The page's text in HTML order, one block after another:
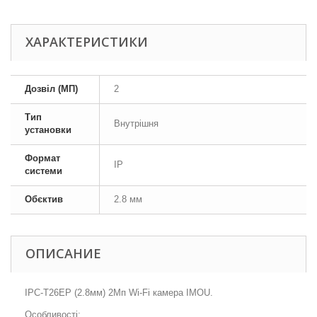
ХАРАКТЕРИСТИКИ
Дозвіл (МП) 2
Тип
установки
Внутрішня
Формат
системи
IP
Обєктив 2.8 мм
ОПИСАНИЕ
IPC-T26EP (2.8мм) 2Мп Wi-Fi камера IMOU.
Особливості: